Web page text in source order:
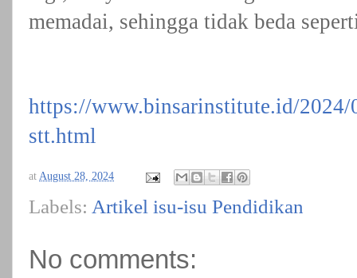
memadai, sehingga tidak beda
https://www.binsarinstitute.id/
stt.html
atAugust 28, 2024
Labels: Artikel isu-isu Pendidikan
No comments: